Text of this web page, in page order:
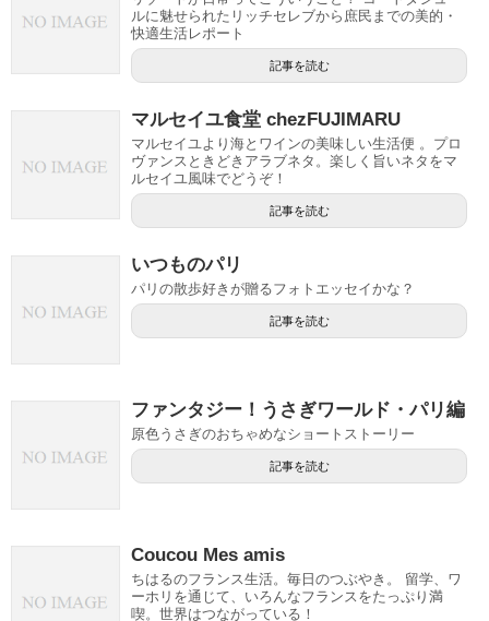
ルに魅せられたリッチセレブから庶民までの美的・
快適生活レポート
記事を読む
マルセイユ食堂 chezFUJIMARU
マルセイユより海とワインの美味しい生活便 。プロ
ヴァンスときどきアラブネタ。楽しく旨いネタをマ
ルセイユ風味でどうぞ！
記事を読む
いつものパリ
パリの散歩好きが贈るフォトエッセイかな？
記事を読む
ファンタジー！うさぎワールド・パリ編
原色うさぎのおちゃめなショートストーリー
記事を読む
Coucou Mes amis
ちはるのフランス生活。毎日のつぶやき。 留学、ワ
ーホリを通じて、いろんなフランスをたっぷり満
喫。世界はつながっている！